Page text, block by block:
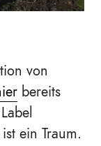
von
bereits
ein Traum.